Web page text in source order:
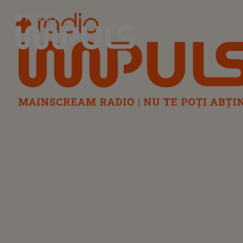
Radio Impuls